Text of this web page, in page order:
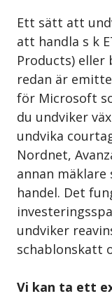
Ett sätt att
att handla s k
Products) eller
redan är
för Microsoft
du undviker
undvika
Nordnet,
annan
handel. Det
undviker
schablonskatt
Vi kan ta ett